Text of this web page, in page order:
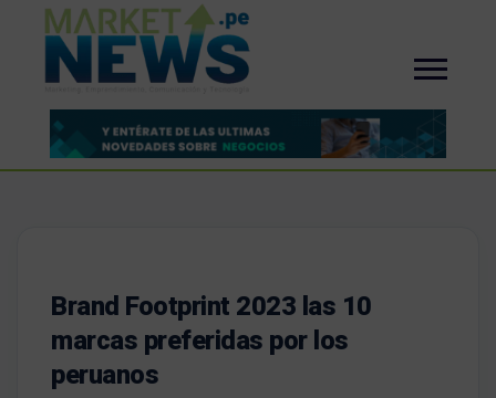
Brand Footprint 2023 las 10
marcas preferidas por los
peruanos